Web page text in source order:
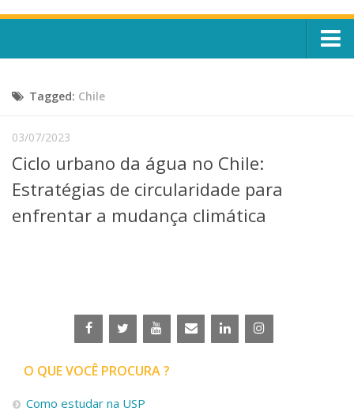
OUVIDORIA
CONTATO
Escola, Institutos e Órgãos
Núcleos e Comissões
Telefones e Mapas
Pessoas
Graduação
Linhas de Pesquisa
Centros, Núcleos e Projetos em Rede
Iniciação Científica
Empresas Juniores
Tagged: Chile
03/07/2023
Ciclo urbano da água no Chile:
Estratégias de circularidade para
enfrentar a mudança climática
O QUE VOCÊ PROCURA ?
Como estudar na USP